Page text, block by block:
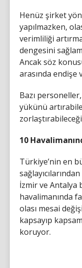
Henüz şirket
yapılmazken,
verimliliği
dengesini
Ancak söz
arasında endişe
Bazı
yükünü
10
Türkiye’nin en
İzmir ve Antalya
havalimanında
olası mesai
kapsayıp
koruyor.